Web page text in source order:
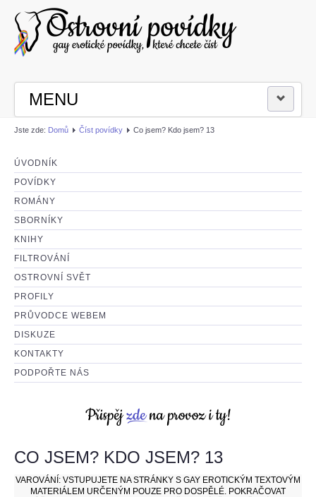
MENU
PŘIHLÁSIT SE
ČÍST POVÍDKY
NAPSAT POVÍDKU
Jste zde: Domů Číst povídky Co jsem? Kdo jsem? 13
ÚVODNÍK
POVÍDKY
ROMÁNY
SBORNÍKY
KNIHY
FILTROVÁNÍ
OSTROVNÍ SVĚT
PROFILY
PRŮVODCE WEBEM
DISKUZE
KONTAKTY
PODPOŘTE NÁS
CO JSEM? KDO JSEM? 13
VAROVÁNÍ: VSTUPUJETE NA STRÁNKY S GAY EROTICKÝM TEXTOVÝM
MATERIÁLEM URČENÝM POUZE PRO DOSPĚLÉ. POKRAČOVAT